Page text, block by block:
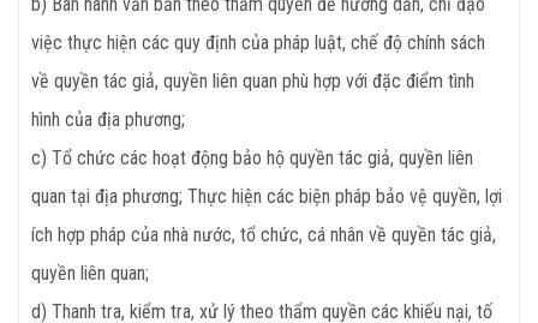
việc thực hiện các quy định của pháp luật, chế độ chính sách
về quyền tác giả, quyền liên quan phù hợp với đặc điểm tình
hình của địa phương;
c) Tổ chức các hoạt động bảo hộ quyền tác giả, quyền liên
quan tại địa phương; Thực hiện các biện pháp bảo vệ quyền, lợi
ích hợp pháp của nhà nước, tổ chức, cá nhân về quyền tác giả,
quyền liên quan;
d) Thanh tra, kiểm tra, xử lý theo thẩm quyền các khiếu nại, tố